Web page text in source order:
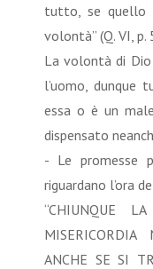
tutto, se quello
volontà” (Q. VI, p.
La volontà di Dio
l’uomo, dunque
essa o è un
dispensato
- Le promesse
riguardano l’ora
“CHIUNQUE
MISERICORDIA
ANCHE SE SI